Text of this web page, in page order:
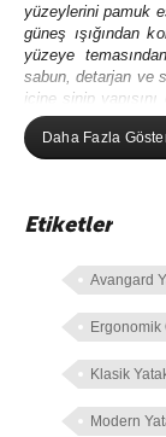
yüzeylerini pamuk
güneş ışığından
yüzeye
sabun, detarjan ve
içine sinip
hareketlerle bez,
ettirilmelidir. Baskılı
yıkama makinesi
Gerekirse saç
kurulayabilirsiniz.
Metal Aksamlı
Direkt güneş
parlatıcı çizici
aşağı
ettirilmelidir.
kuru bir bez ile
Daha Fazla
Etiketler
Avangard
Ergonomik
Klasik
Modern